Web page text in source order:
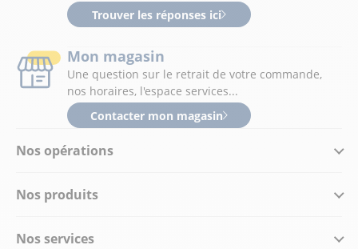
Nos opérations
Nos produits
Nos services
Trouver les réponses ici
Mon magasin
Une question sur le retrait de votre commande,
nos horaires, l'espace services...
Contacter mon magasin